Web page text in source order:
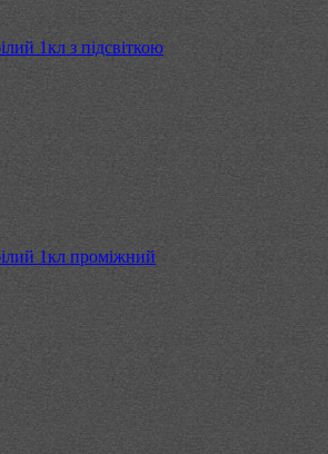
1кл з підсвіткою
1кл проміжний